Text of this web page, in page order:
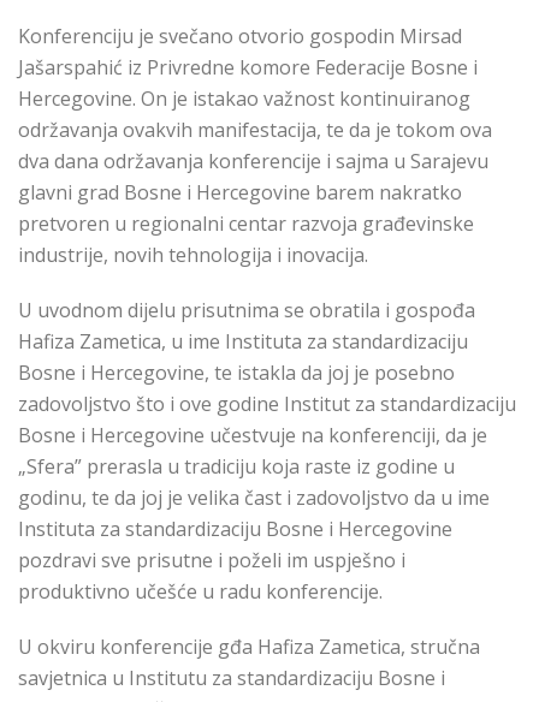
Konferenciju je svečano otvorio gospodin Mirsad
Jašarspahić iz Privredne komore Federacije Bosne i
Hercegovine. On je istakao važnost kontinuiranog
održavanja ovakvih manifestacija, te da je tokom ova
dva dana održavanja konferencije i sajma u Sarajevu
glavni grad Bosne i Hercegovine barem nakratko
pretvoren u regionalni centar razvoja građevinske
industrije, novih tehnologija i inovacija.
U uvodnom dijelu prisutnima se obratila i gospođa
Hafiza Zametica, u ime Instituta za standardizaciju
Bosne i Hercegovine, te istakla da joj je posebno
zadovoljstvo što i ove godine Institut za standardizaciju
Bosne i Hercegovine učestvuje na konferenciji, da je
„Sfera” prerasla u tradiciju koja raste iz godine u
godinu, te da joj je velika čast i zadovoljstvo da u ime
Instituta za standardizaciju Bosne i Hercegovine
pozdravi sve prisutne i poželi im uspješno i
produktivno učešće u radu konferencije.
U okviru konferencije gđa Hafiza Zametica, stručna
savjetnica u Institutu za standardizaciju Bosne i